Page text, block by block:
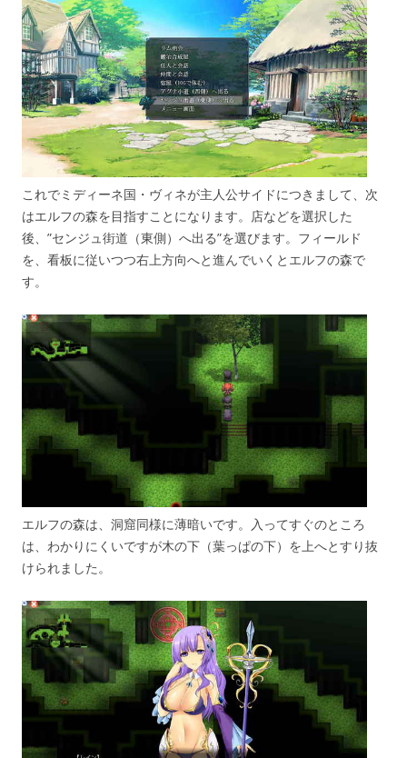
これでミディーネ国・ヴィネが主人公サイドにつきまして、次
はエルフの森を目指すことになります。店などを選択した
後、”センジュ街道（東側）へ出る”を選びます。フィールド
を、看板に従いつつ右上方向へと進んでいくとエルフの森で
す。
エルフの森は、洞窟同様に薄暗いです。入ってすぐのところ
は、わかりにくいですが木の下（葉っぱの下）を上へとすり抜
けられました。